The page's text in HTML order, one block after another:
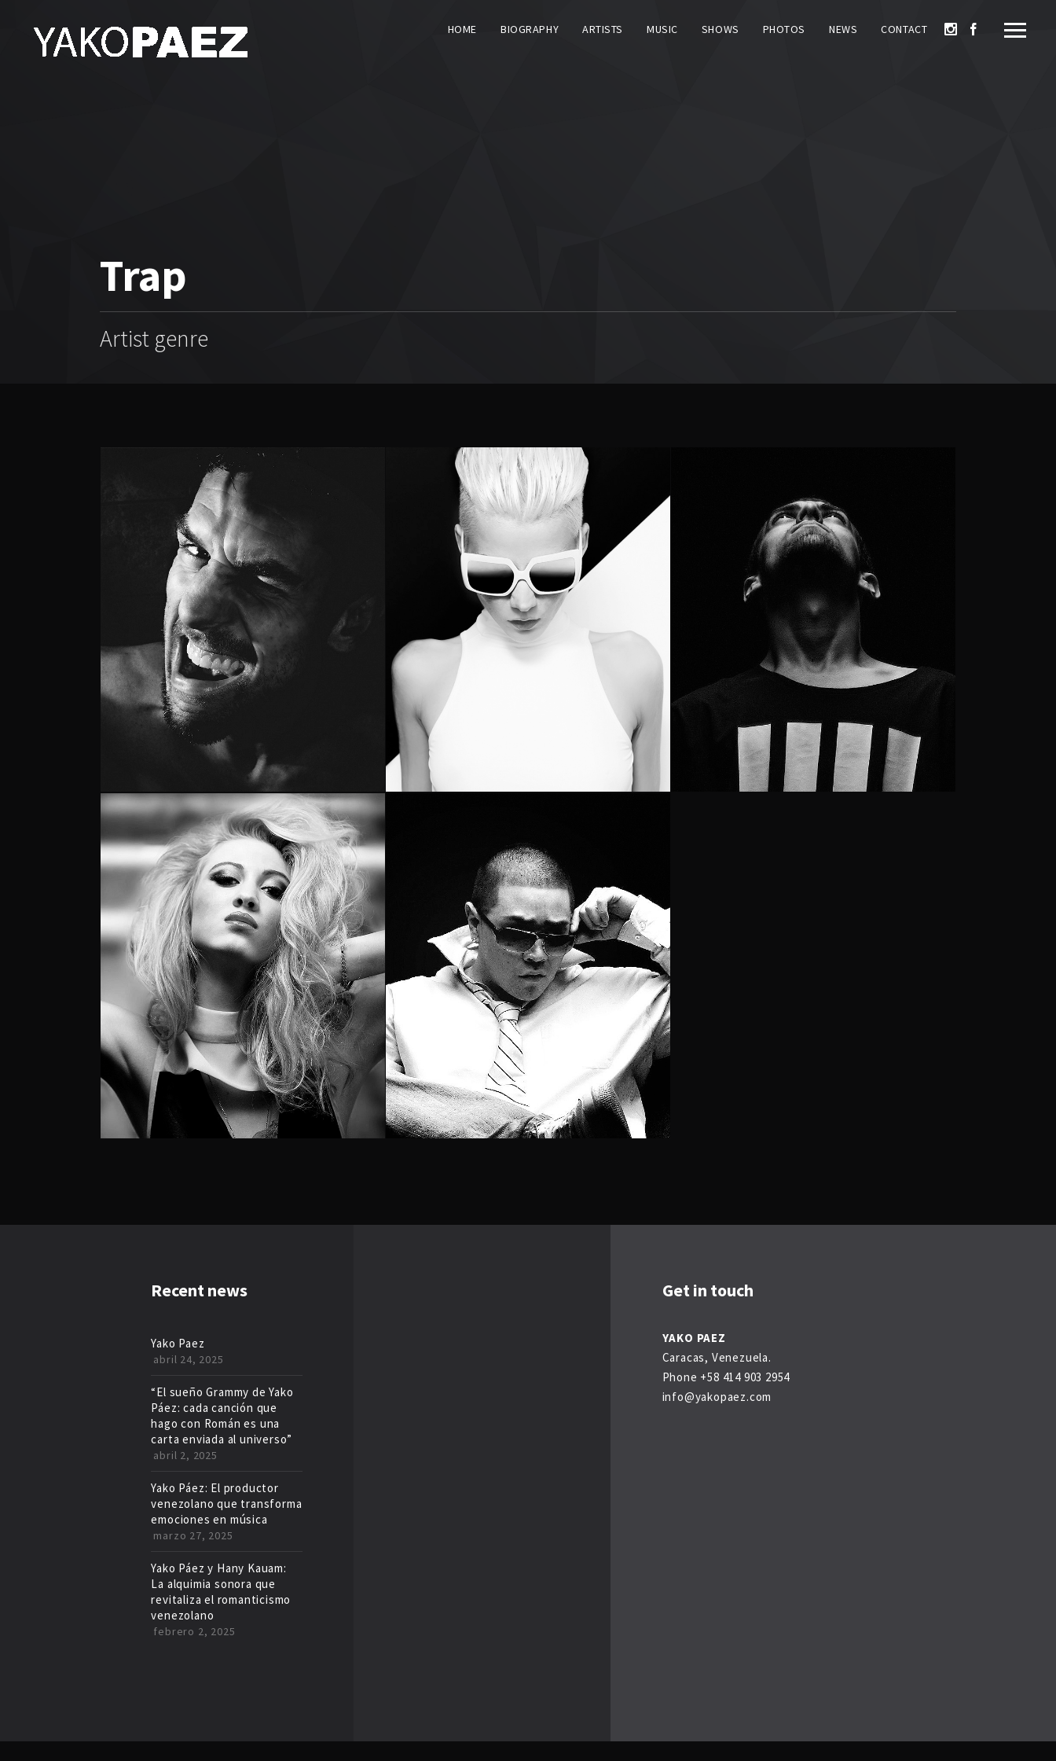
HOME BIOGRAPHY ARTISTS MUSIC SHOWS PHOTOS NEWS CONTACT
Trap
Artist genre
Recent news
Yako Paez
abril 24, 2025
“El sueño Grammy de Yako
Páez: cada canción que
hago con Román es una
carta enviada al universo”
abril 2, 2025
Yako Páez: El productor
venezolano que transforma
emociones en música
marzo 27, 2025
Yako Páez y Hany Kauam:
La alquimia sonora que
revitaliza el romanticismo
venezolano
febrero 2, 2025
Get in touch
YAKO PAEZ
Caracas, Venezuela.
Phone +58 414 903 2954
info@yakopaez.com